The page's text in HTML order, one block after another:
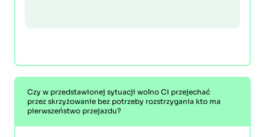
Czy w przedstawionej sytuacji wolno Ci przejechać
przez skrzyżowanie bez potrzeby rozstrzygania kto ma
pierwszeństwo przejazdu?